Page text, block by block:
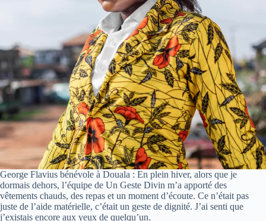
George Flavius bénévole à Douala : En plein hiver, alors que je
dormais dehors, l’équipe de Un Geste Divin m’a apporté des
vêtements chauds, des repas et un moment d’écoute. Ce n’était pas
juste de l’aide matérielle, c’était un geste de dignité. J’ai senti que
j’existais encore aux yeux de quelqu’un.